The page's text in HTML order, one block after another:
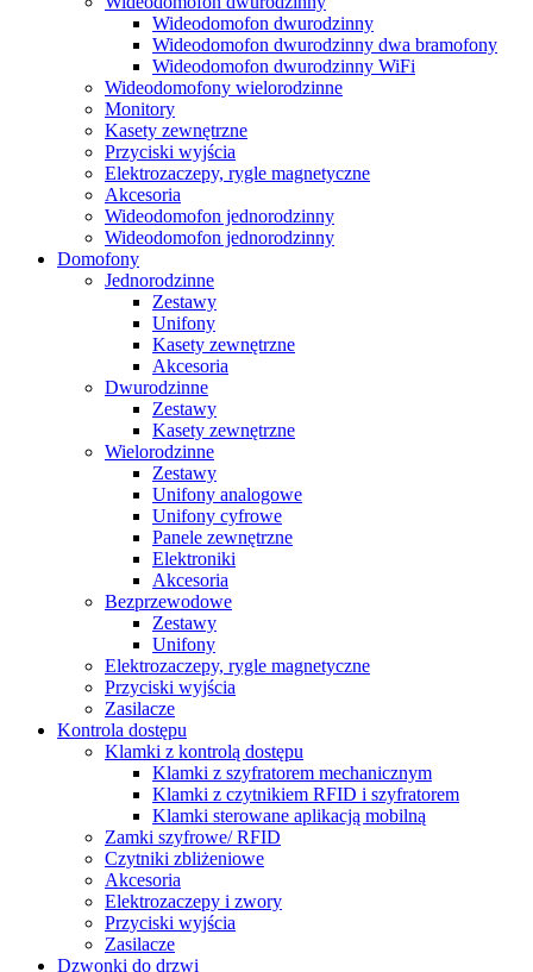
Wideodomofon dwurodzinny
Wideodomofon dwurodzinny dwa bramofony
Wideodomofon dwurodzinny WiFi
Wideodomofony wielorodzinne
Monitory
Kasety zewnętrzne
Przyciski wyjścia
Elektrozaczepy, rygle magnetyczne
Akcesoria
Wideodomofon jednorodzinny
Wideodomofon jednorodzinny
Domofony
Jednorodzinne
Zestawy
Unifony
Kasety zewnętrzne
Akcesoria
Dwurodzinne
Zestawy
Kasety zewnętrzne
Wielorodzinne
Zestawy
Unifony analogowe
Unifony cyfrowe
Panele zewnętrzne
Elektroniki
Akcesoria
Bezprzewodowe
Zestawy
Unifony
Elektrozaczepy, rygle magnetyczne
Przyciski wyjścia
Zasilacze
Kontrola dostępu
Klamki z kontrolą dostępu
Klamki z szyfratorem mechanicznym
Klamki z czytnikiem RFID i szyfratorem
Klamki sterowane aplikacją mobilną
Zamki szyfrowe/ RFID
Czytniki zbliżeniowe
Akcesoria
Elektrozaczepy i zwory
Przyciski wyjścia
Zasilacze
Dzwonki do drzwi